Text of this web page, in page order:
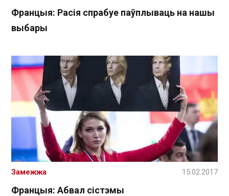
Францыя: Расія спрабуе паўплываць на нашы
выбары
Францыя: Абвал сістэмы
Замежжа 15.02.2017